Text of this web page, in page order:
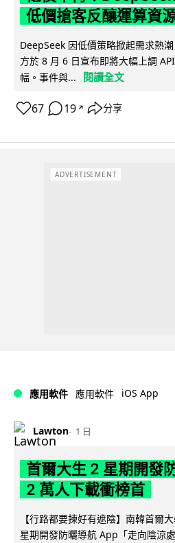
低價搶客反釀運算資
DeepSeek 因低價策略掀起需求熱
方於 8 月 6 日宣布即將大幅上調
幅。事件與...
閱讀全文
67 19 ↗ 分享
ADVERTISEMENT
應用軟件 應用軟件 iOS App
Lawton 1 日
首爾大生 2 星期開發
2 萬人下載衝榜首
【行路都要揀好有遮陰】南韓首爾
星期開發防曬導航 App「走向陰涼